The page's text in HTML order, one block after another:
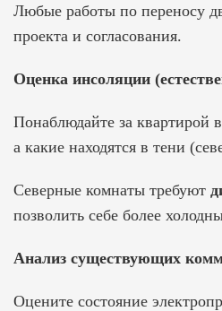
Любые работы по переносу
проекта и согласования.
Оценка инсоляции
Понаблюдайте за квартирой
а какие находятся в тени
Северные комнаты требуют
позволить себе более
Анализ существующих
Оцените состояние